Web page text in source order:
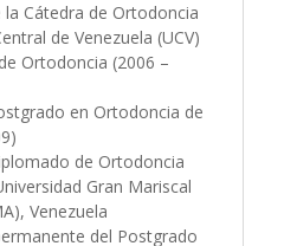
Cátedra de Ortodoncia
de Venezuela (UCV)
Ortodoncia (2006 –
en Ortodoncia de
de Ortodoncia
Gran Mariscal
Venezuela
del Postgrado